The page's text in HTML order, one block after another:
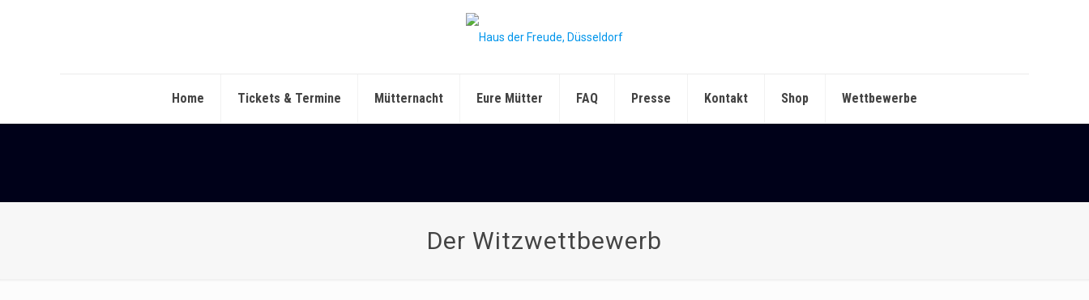
Home Tickets & Termine Mütternacht Eure Mütter FAQ Presse Kontakt Shop Wettbewerbe
Der Witzwettbewerb